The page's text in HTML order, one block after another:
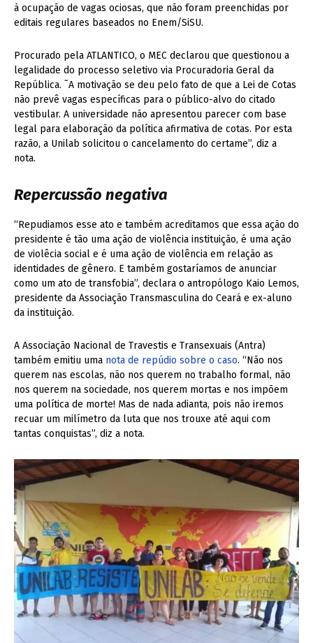
à ocupação de vagas ociosas, que não foram preenchidas por
editais regulares baseados no Enem/SiSU.
Procurado pela ATLANTICO, o MEC declarou que questionou a
legalidade do processo seletivo via Procuradoria Geral da
República. ˜A motivação se deu pelo fato de que a Lei de Cotas
não prevê vagas específicas para o público-alvo do citado
vestibular. A universidade não apresentou parecer com base
legal para elaboração da política afirmativa de cotas. Por esta
razão, a Unilab solicitou o cancelamento do certame”, diz a
nota.
Repercussão negativa
“Repudiamos esse ato e também acreditamos que essa ação do
presidente é tão uma ação de violência instituição, é uma ação
de violêcia social e é uma ação de violência em relação as
identidades de gênero. E também gostaríamos de anunciar
como um ato de transfobia”, declara o antropólogo Kaio Lemos,
presidente da Associação Transmasculina do Ceará e ex-aluno
da instituição.
A Associação Nacional de Travestis e Transexuais (Antra)
também emitiu uma nota de repúdio sobre o caso. “Não nos
querem nas escolas, não nos querem no trabalho formal, não
nos querem na sociedade, nos querem mortas e nos impõem
uma política de morte! Mas de nada adianta, pois não iremos
recuar um milímetro da luta que nos trouxe até aqui com
tantas conquistas”, diz a nota.